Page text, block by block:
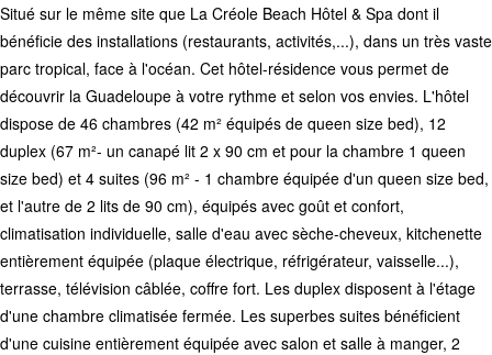
Situé sur le même site que La Créole Beach Hôtel & Spa dont il
bénéficie des installations (restaurants, activités,...), dans un très vaste
parc tropical, face à l'océan. Cet hôtel-résidence vous permet de
découvrir la Guadeloupe à votre rythme et selon vos envies. L'hôtel
dispose de 46 chambres (42 m² équipés de queen size bed), 12
duplex (67 m²- un canapé lit 2 x 90 cm et pour la chambre 1 queen
size bed) et 4 suites (96 m² - 1 chambre équipée d'un queen size bed,
et l'autre de 2 lits de 90 cm), équipés avec goût et confort,
climatisation individuelle, salle d'eau avec sèche-cheveux, kitchenette
entièrement équipée (plaque électrique, réfrigérateur, vaisselle...),
terrasse, télévision câblée, coffre fort. Les duplex disposent à l'étage
d'une chambre climatisée fermée. Les superbes suites bénéficient
d'une cuisine entièrement équipée avec salon et salle à manger, 2